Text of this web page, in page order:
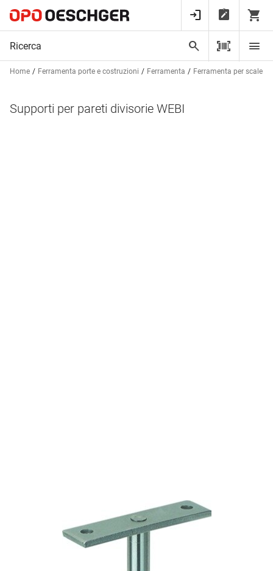
Home Ferramenta porte e costruzioni Ferramenta Ferramenta per scale e
Supporti per pareti divisorie WEBI